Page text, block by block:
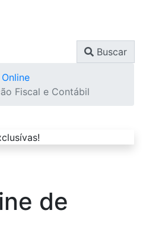
Buscar
Fiscal e Contábil
de